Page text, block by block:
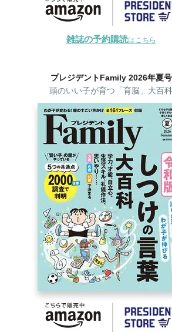
雑誌の予約購読はこちら
プレジデントFamily 2026年夏号
頭のいい子が育つ「育脳」大百科